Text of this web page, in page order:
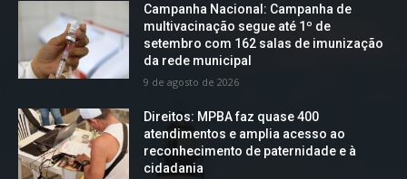
Campanha Nacional: Campanha de
multivacinação segue até 1º de
setembro com 162 salas de imunização
da rede municipal
9 de agosto de 2026
Direitos: MPBA faz quase 400
atendimentos e amplia acesso ao
reconhecimento de paternidade e à
cidadania